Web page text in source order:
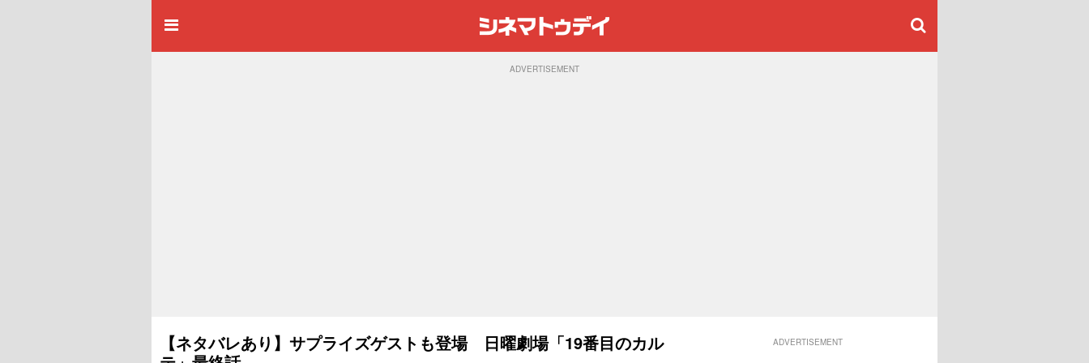
ADVERTISEMENT
【ネタバレあり】サプライズゲストも登場 日曜劇場「19番目のカル
ADVERTISEMENT